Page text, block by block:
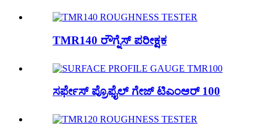
TMR140 ರೌಗ್ನೆಸ್ ಪರೀಕ್ಷಕ
ಸರ್ಫೇಸ್ ಪ್ರೊಫೈಲ್ ಗೇಜ್ ಟಿಎಂಆರ್ 100